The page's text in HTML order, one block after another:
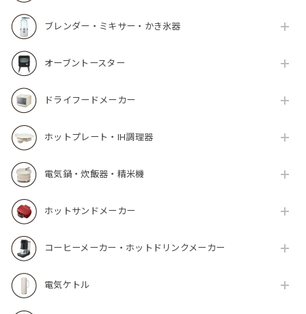
ブレンダー・ミキサー・かき氷器
オーブントースター
ドライフードメーカー
ホットプレート・IH調理器
電気鍋・炊飯器・精米機
ホットサンドメーカー
コーヒーメーカー・ホットドリンクメーカー
電気ケトル